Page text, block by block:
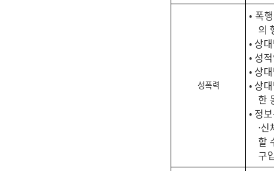
성폭력
• 폭
의
• 상
• 성
• 상
• 상
한
• 정
·
할
구